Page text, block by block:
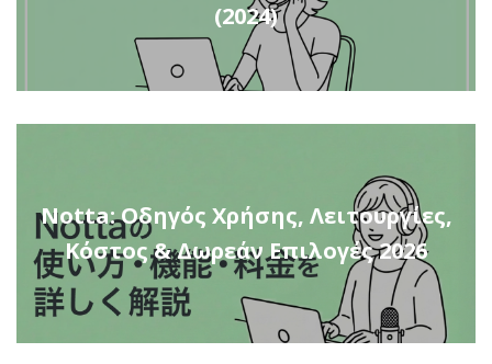
(2024)
Notta: Οδηγός Χρήσης, Λειτουργίες,
Κόστος & Δωρεάν Επιλογές 2026